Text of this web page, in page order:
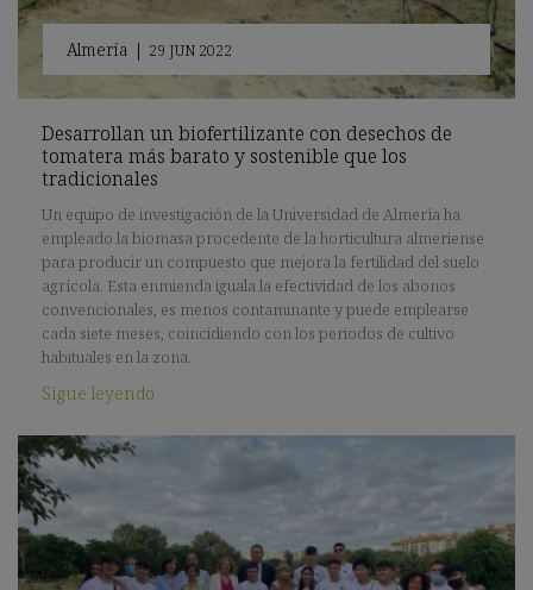
Almería | 29 JUN 2022
Desarrollan un biofertilizante con desechos de
tomatera más barato y sostenible que los
tradicionales
Un equipo de investigación de la Universidad de Almería ha
empleado la biomasa procedente de la horticultura almeriense
para producir un compuesto que mejora la fertilidad del suelo
agrícola. Esta enmienda iguala la efectividad de los abonos
convencionales, es menos contaminante y puede emplearse
cada siete meses, coincidiendo con los periodos de cultivo
habituales en la zona.
Sigue leyendo